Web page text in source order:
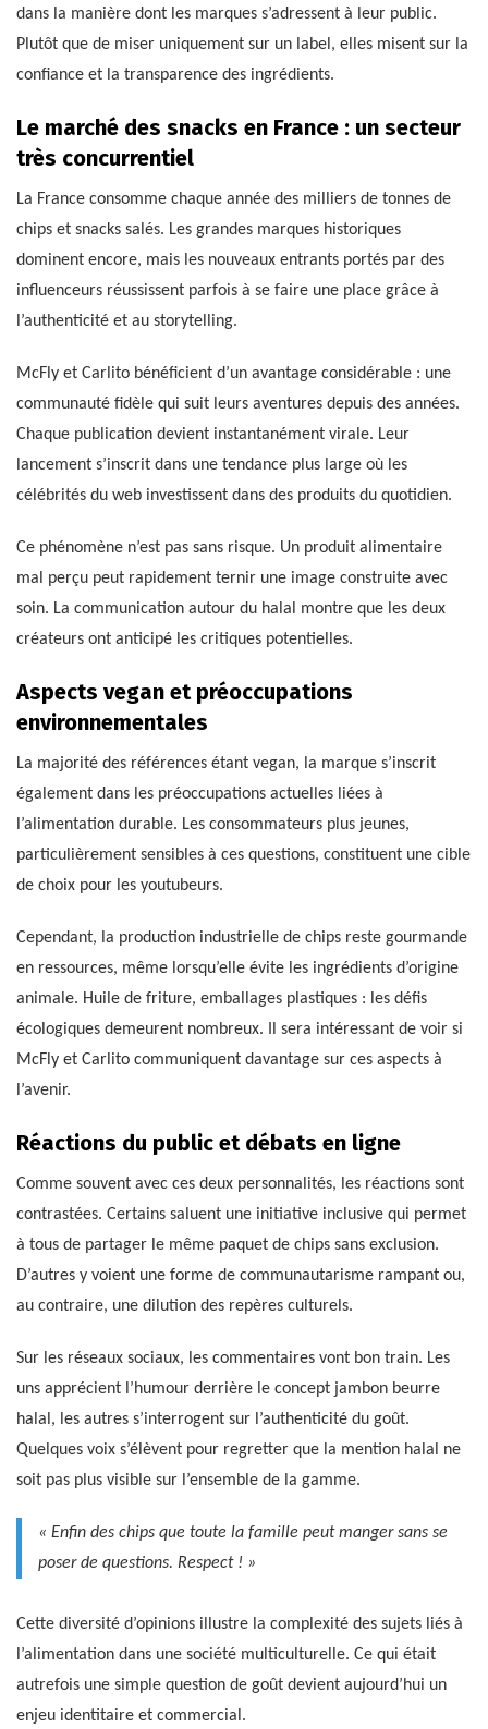
dans la manière dont les marques s’adressent à leur public.
Plutôt que de miser uniquement sur un label, elles misent sur la
confiance et la transparence des ingrédients.
Le marché des snacks en France : un secteur
très concurrentiel
La France consomme chaque année des milliers de tonnes de
chips et snacks salés. Les grandes marques historiques
dominent encore, mais les nouveaux entrants portés par des
influenceurs réussissent parfois à se faire une place grâce à
l’authenticité et au storytelling.
McFly et Carlito bénéficient d’un avantage considérable : une
communauté fidèle qui suit leurs aventures depuis des années.
Chaque publication devient instantanément virale. Leur
lancement s’inscrit dans une tendance plus large où les
célébrités du web investissent dans des produits du quotidien.
Ce phénomène n’est pas sans risque. Un produit alimentaire
mal perçu peut rapidement ternir une image construite avec
soin. La communication autour du halal montre que les deux
créateurs ont anticipé les critiques potentielles.
Aspects vegan et préoccupations
environnementales
La majorité des références étant vegan, la marque s’inscrit
également dans les préoccupations actuelles liées à
l’alimentation durable. Les consommateurs plus jeunes,
particulièrement sensibles à ces questions, constituent une cible
de choix pour les youtubeurs.
Cependant, la production industrielle de chips reste gourmande
en ressources, même lorsqu’elle évite les ingrédients d’origine
animale. Huile de friture, emballages plastiques : les défis
écologiques demeurent nombreux. Il sera intéressant de voir si
McFly et Carlito communiquent davantage sur ces aspects à
l’avenir.
Réactions du public et débats en ligne
Comme souvent avec ces deux personnalités, les réactions sont
contrastées. Certains saluent une initiative inclusive qui permet
à tous de partager le même paquet de chips sans exclusion.
D’autres y voient une forme de communautarisme rampant ou,
au contraire, une dilution des repères culturels.
Sur les réseaux sociaux, les commentaires vont bon train. Les
uns apprécient l’humour derrière le concept jambon beurre
halal, les autres s’interrogent sur l’authenticité du goût.
Quelques voix s’élèvent pour regretter que la mention halal ne
soit pas plus visible sur l’ensemble de la gamme.
« Enfin des chips que toute la famille peut manger sans se
poser de questions. Respect ! »
Cette diversité d’opinions illustre la complexité des sujets liés à
l’alimentation dans une société multiculturelle. Ce qui était
autrefois une simple question de goût devient aujourd’hui un
enjeu identitaire et commercial.